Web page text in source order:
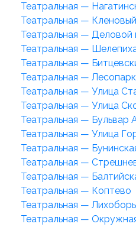
Театральная —
Театральная —
Театральная — Деловой
Театральная —
Театральная —
Театральная —
Театральная — Улица
Театральная — Улица
Театральная — Бульвар
Театральная — Улица
Театральная —
Театральная —
Театральная —
Театральная — Коптево
Театральная —
Театральная —